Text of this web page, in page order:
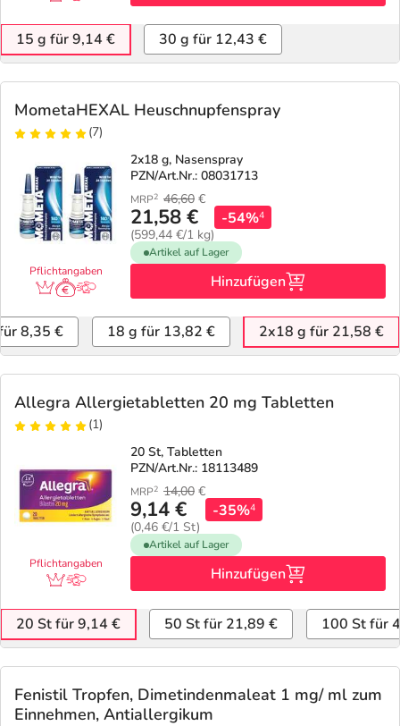
15 g für 9,14 € 30 g für 12,43 €
MometaHEXAL Heuschnupfenspray
(7)
Pflichtangaben
2x18 g, Nasenspray
PZN/Art.Nr.: 08031713
MRP2 46,60 €
21,58 €
(599,44 €/1 kg)
-54%4
Artikel auf Lager
Hinzufügen
8,35 € 18 g für 13,82 € 2x18 g für 21,58 €
Allegra Allergietabletten 20 mg Tabletten
(1)
Pflichtangaben
20 St, Tabletten
PZN/Art.Nr.: 18113489
MRP2 14,00 €
9,14 €
(0,46 €/1 St)
-35%4
Artikel auf Lager
Hinzufügen
20 St für 9,14 € 50 St für 21,89 € 100 St für
Fenistil Tropfen, Dimetindenmaleat 1 mg/ ml zum
Einnehmen, Antiallergikum